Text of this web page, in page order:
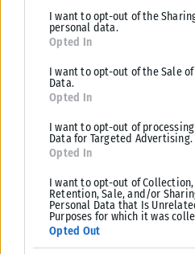
deny consent to Google and its
for below specified purposes in
I want to opt-out of the
personal data.
Opted In
I want to opt-out of the Sale
Data.
Opted In
I want to opt-out of
Data for Targeted Advertising.
Opted In
I want to opt-out of Collection,
Retention, Sale, and/or
Personal Data that Is
Purposes for which it was
Opted Out
Από σήμερα, 3 Αυγούστου, οι παλαιού
ταυτότητες παύουν να ισχύουν ως
ΑΝΑΡΤΉΘΗΚΕ ΑΠΌ KARFITSANEWS